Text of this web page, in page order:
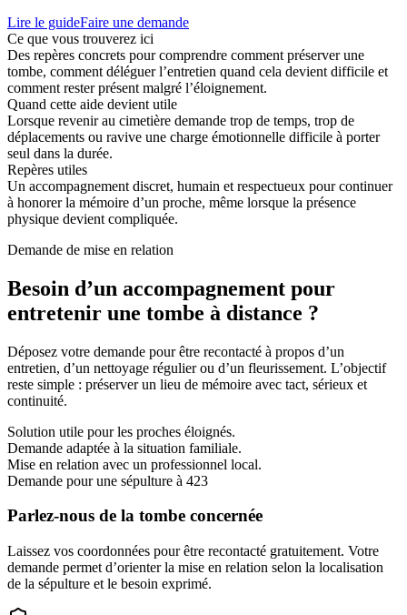
Lire le guideFaire une demande
Ce que vous trouverez ici
Des repères concrets pour comprendre comment préserver une
tombe, comment déléguer l’entretien quand cela devient difficile et
comment rester présent malgré l’éloignement.
Quand cette aide devient utile
Lorsque revenir au cimetière demande trop de temps, trop de
déplacements ou ravive une charge émotionnelle difficile à porter
seul dans la durée.
Repères utiles
Un accompagnement discret, humain et respectueux pour continuer
à honorer la mémoire d’un proche, même lorsque la présence
physique devient compliquée.
Demande de mise en relation
Besoin d’un accompagnement pour
entretenir une tombe à distance ?
Déposez votre demande pour être recontacté à propos d’un
entretien, d’un nettoyage régulier ou d’un fleurissement. L’objectif
reste simple : préserver un lieu de mémoire avec tact, sérieux et
continuité.
Solution utile pour les proches éloignés.
Demande adaptée à la situation familiale.
Mise en relation avec un professionnel local.
Demande pour une sépulture à 423
Parlez-nous de la tombe concernée
Laissez vos coordonnées pour être recontacté gratuitement. Votre
demande permet d’orienter la mise en relation selon la localisation
de la sépulture et le besoin exprimé.